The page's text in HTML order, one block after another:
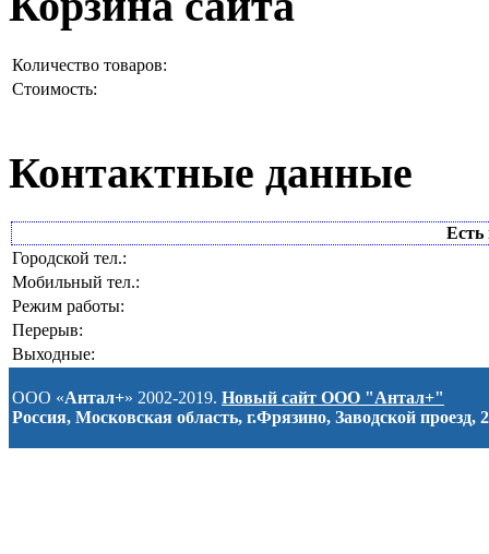
Количество товаров:
Стоимость:
Контактные данные
Есть
Городской тел.:
Мобильный тел.:
Режим работы:
Перерыв:
Выходные:
ООО «Антал+» 2002-2019. Новый сайт ООО "Антал+"
Россия, Московская область, г.Фрязино, Заводской проезд, 2